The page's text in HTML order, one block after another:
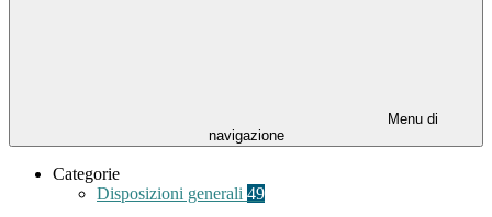
Menu di
navigazione
Categorie
Disposizioni generali 49